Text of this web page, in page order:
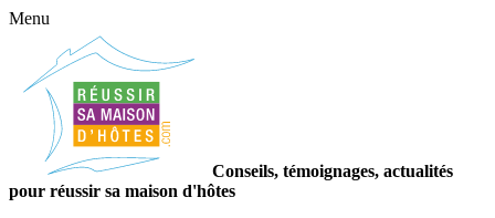
Menu
Conseils, témoignages, actualités
pour réussir sa maison d'hôtes